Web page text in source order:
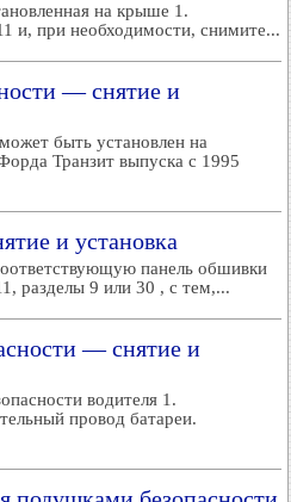
на крыше 1.
и, при необходимости, снимите...
— снятие и
быть установлен на
Транзит выпуска с 1995
и установка
панель обшивки
разделы 9 или 30 , с тем,...
— снятие и
водителя 1.
провод батареи.